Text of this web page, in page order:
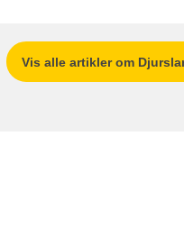
Vis alle artikler om